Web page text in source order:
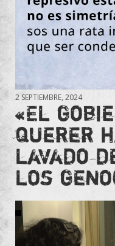
2 SEPTIEMBRE, 2024
«El
querer
lavado
los